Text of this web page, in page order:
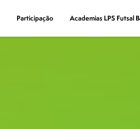
Participação Academias LPS Futsal
Participação Academias LPS Futsal